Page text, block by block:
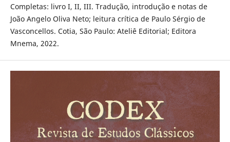
Completas: livro I, II, III. Tradução, introdução e notas de
João Angelo Oliva Neto; leitura crítica de Paulo Sérgio de
Vasconcellos. Cotia, São Paulo: Ateliê Editorial; Editora
Mnema, 2022.